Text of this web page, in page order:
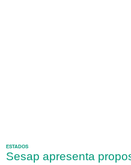
ESTADOS
Sesap apresenta